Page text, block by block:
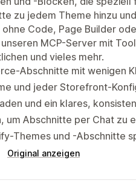
zu jedem Theme hinzu
Code, Page Builder
MCP-Server mit
und vieles mehr.
Abschnitte mit wenigen
und jeder Storefront-
und ein klares,
um Abschnitte per Chat zu
Themes und -Abschnitte
Original anzeigen